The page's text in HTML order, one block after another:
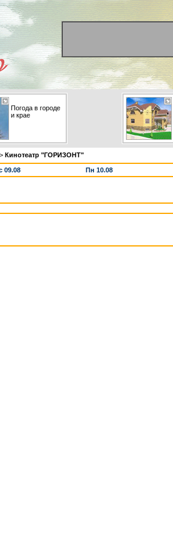
Погода в городе
и крае
> Кинотеатр "ГОРИЗОНТ"
09.08 Пн 10.08